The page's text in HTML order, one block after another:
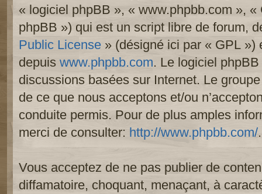
« logiciel phpBB », « www.phpbb.com »,
phpBB ») qui est un script libre de forum,
Public License » (désigné ici par « GPL »)
depuis www.phpbb.com. Le logiciel
discussions basées sur Internet. Le
de ce que nous acceptons et/ou
conduite permis. Pour de plus amples
merci de consulter: http://www.phpbb.com/.
Vous acceptez de ne pas publier de
diffamatoire, choquant, menaçant, à